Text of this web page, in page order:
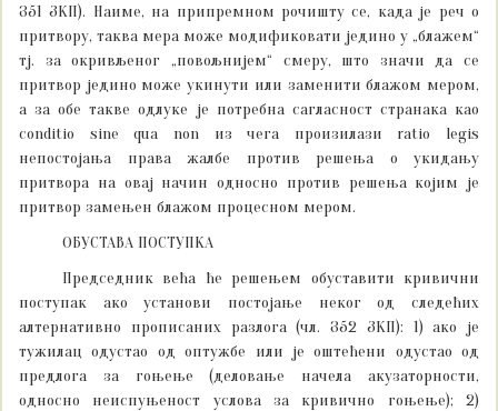
351 ЗКП). Наиме, на припремном рочишту се, када је реч о
притвору, таква мера може модификовати једино у „блажем“
тј. за окривљеног „повољнијем“ смеру, што значи да се
притвор једино може укинути или заменити блажом мером,
а за обе такве одлуке је потребна сагласност странака као
conditio sine qua non из чега произилази ratio legis
непостојања права жалбе против решења о укидању
притвора на овај начин односно против решења којим је
притвор замењен блажом процесном мером.
ОБУСТАВА ПОСТУПКА
Председник већа ће решењем обуставити кривични
поступак ако установи постојање неког од следећих
алтернативно прописаних разлога (чл. 352 ЗКП): 1) ако је
тужилац одустао од оптужбе или је оштећени одустао од
предлога за гоњење (деловање начела акузаторности,
односно неиспуњеност услова за кривично гоњење); 2)